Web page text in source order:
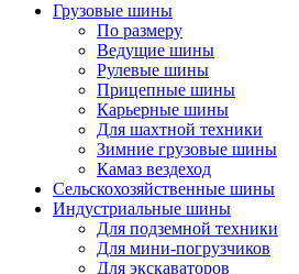
Грузовые шины
По размеру
Ведущие шины
Рулевые шины
Прицепные шины
Карьерные шины
Для шахтной техники
Зимние грузовые шины
Камаз вездеход
Сельскохозяйственные шины
Индустриальные шины
Для подземной техники
Для мини-погрузчиков
Для экскаваторов